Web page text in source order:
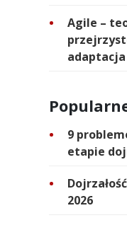
Agile –
adaptacja
9
etapie
2026